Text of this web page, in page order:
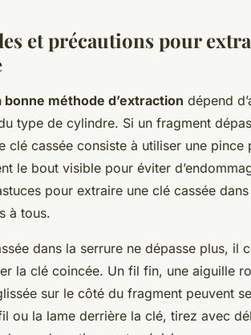
et précautions pour
méthode d’extraction dépend
type de cylindre. Si un fragment
clé cassée consiste à utiliser une
le bout visible pour éviter
pour extraire une clé cassée
à tous.
dans la serrure ne dépasse plus, il
la clé coincée. Un fil fin, une aiguille
sur le côté du fragment peuvent
ou la lame derrière la clé, tirez avec